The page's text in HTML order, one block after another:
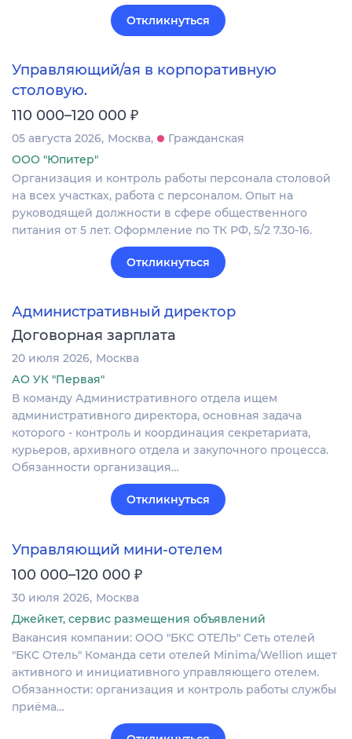
Откликнуться
Управляющий/ая в корпоративную
столовую.
110 000–120 000 ₽
05 августа 2026 Москва
Гражданская
ООО "Юпитер"
Организация и контроль работы персонала столовой
на всех участках, работа с персоналом. Опыт на
руководящей должности в сфере общественного
питания от 5 лет. Оформление по ТК РФ, 5/2 7.30-16.
Откликнуться
Административный директор
Договорная зарплата
20 июля 2026 Москва
АО УК "Первая"
В команду Административного отдела ищем
административного директора, основная задача
которого - контроль и координация секретариата,
курьеров, архивного отдела и закупочного процесса.
Обязанности организация…
Откликнуться
Управляющий мини-отелем
100 000–120 000 ₽
30 июля 2026 Москва
Джейкет, сервис размещения объявлений
Вакансия компании: ООО "БКС ОТЕЛЬ" Сеть отелей
"БКС Отель" Команда сети отелей Minima/Wellion ищет
активного и инициативного управляющего отелем.
Обязанности: организация и контроль работы службы
приёма…